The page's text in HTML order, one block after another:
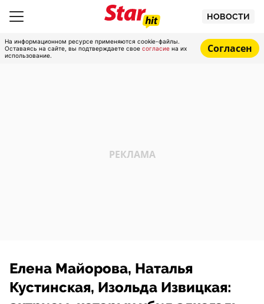
НОВОСТИ
На информационном ресурсе применяются cookie-файлы.
Оставаясь на сайте, вы подтверждаете свое согласие на их
использование.
Согласен
Елена Майорова, Наталья
Кустинская, Изольда Извицкая: